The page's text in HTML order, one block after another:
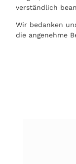
verständlich
Wir bedanken
die angenehme